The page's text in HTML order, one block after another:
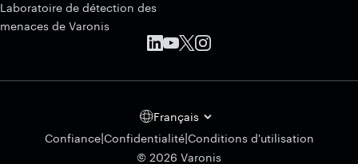
Laboratoire de détection des
menaces de Varonis
Français
Confiance|Confidentialité|Conditions d'utilisation
© 2026 Varonis